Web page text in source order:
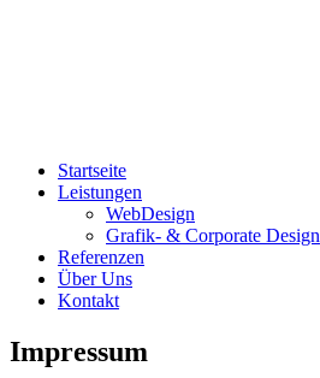
Startseite
Leistungen
WebDesign
Grafik- & Corporate Design
Referenzen
Über Uns
Kontakt
Impressum